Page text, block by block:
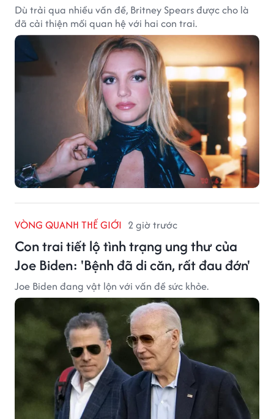
Dù trải qua nhiều vấn đề, Britney Spears được cho là
đã cải thiện mối quan hệ với hai con trai.
VÒNG QUANH THẾ GIỚI 2 giờ trước
Con trai tiết lộ tình trạng ung thư của
Joe Biden: 'Bệnh đã di căn, rất đau đớn'
Joe Biden đang vật lộn với vấn đề sức khỏe.